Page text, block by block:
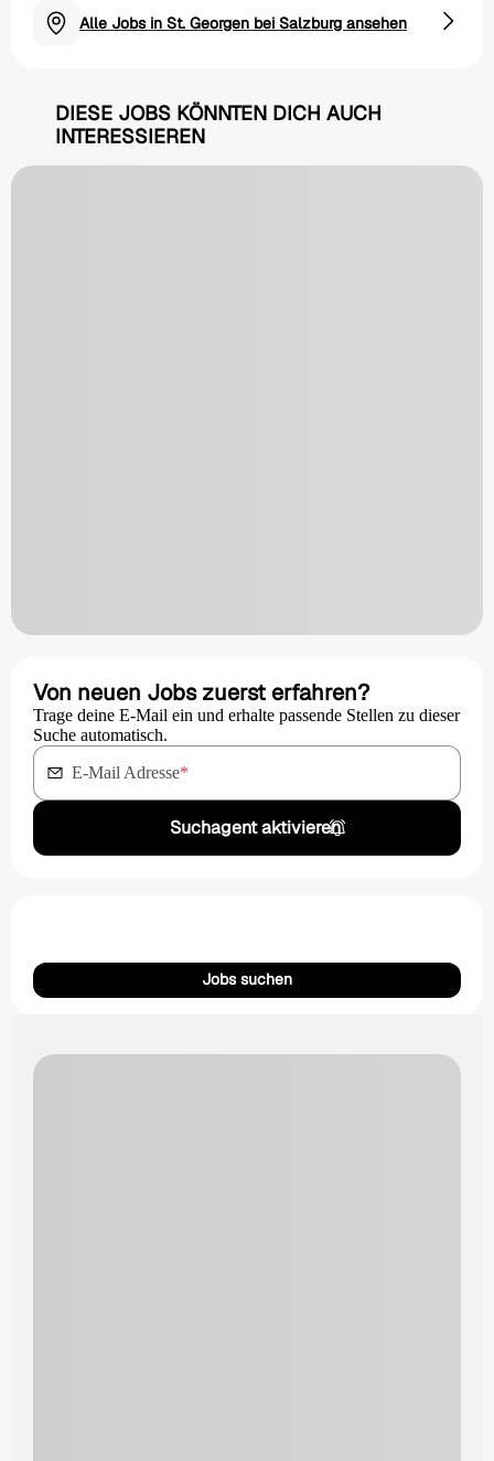
Alle Jobs in St. Georgen bei Salzburg ansehen
DIESE JOBS KÖNNTEN DICH AUCH
INTERESSIEREN
Von neuen Jobs zuerst erfahren?
Trage deine E-Mail ein und erhalte passende Stellen zu dieser
Suche automatisch.
E-Mail Adresse*
Suchagent aktivieren
Jobs suchen